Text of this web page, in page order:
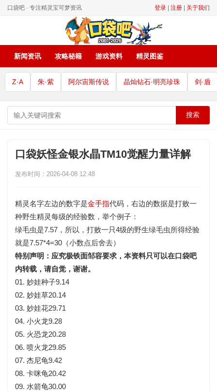
口袋吧 · 专注精灵宝可梦资讯 登录 注册 关于我们
新闻资讯 攻略秘籍 游戏资料 精灵图鉴
Z·A 朱·紫 阿尔宙斯传说 晶灿钻石·明亮珍珠 剑·盾
搜索
口袋妖怪金银水晶TM10觉醒力量详解
发布时间：2026-04-08 12:48
精灵名字左边的数字是金手指代码，右边的数据是打败一
种野生精灵每级的经验数，举个例子：
绿毛虫是7.57，所以，打败一只4级的野生绿毛虫所得经验
就是7.57*4=30（小数点后舍去）
特别声明：应究极铁面邹容要求，本资料只可以在口袋吧
内转载，请自觉，谢谢。
01. 妙娃种子9.14
02. 妙娃草20.14
03. 妙娃花29.71
04. 小火龙9.28
05. 火恐龙20.28
06. 喷火龙29.85
07. 杰尼龟9.42
08. 卡咪龟20.42
09. 水箭龟30.00